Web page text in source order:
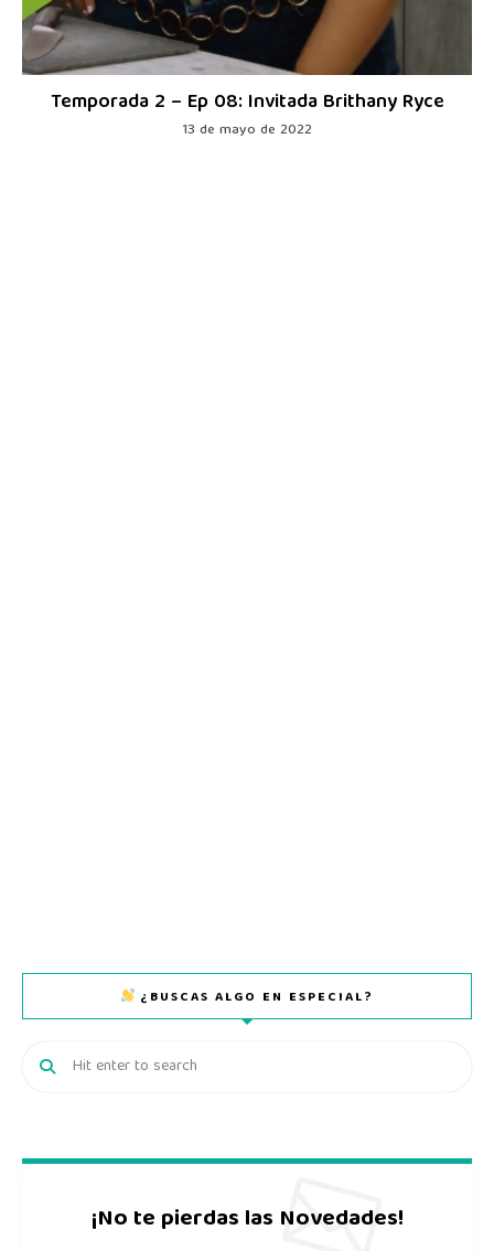
Temporada 2 – Ep 08: Invitada Brithany Ryce
13 de mayo de 2022
¿BUSCAS ALGO EN ESPECIAL?
¡No te pierdas las Novedades!